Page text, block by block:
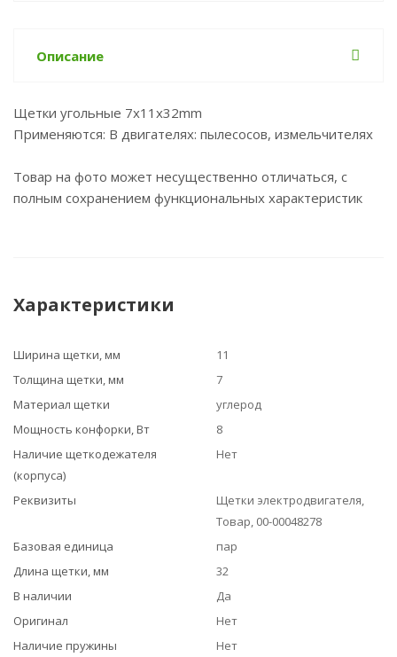
Описание
Щетки угольные 7x11x32mm
Применяются: В двигателях: пылесосов, измельчителях
Товар на фото может несущественно отличаться, с
полным сохранением функциональных характеристик
Характеристики
Ширина щетки, мм
11
Толщина щетки, мм
7
Материал щетки
углерод
Мощность конфорки, Вт
8
Наличие щеткодежателя
(корпуса)
Нет
Реквизиты
Щетки электродвигателя,
Товар, 00-00048278
Базовая единица
пар
Длина щетки, мм
32
В наличии
Да
Оригинал
Нет
Наличие пружины
Нет